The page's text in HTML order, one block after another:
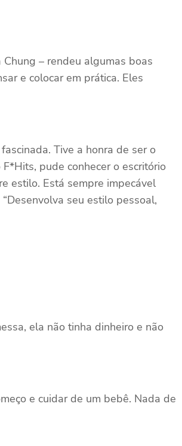
– rendeu algumas boas
e colocar em prática. Eles
Tive a honra de ser o
pude conhecer o escritório
estilo. Está sempre impecável
seu estilo pessoal,
ela não tinha dinheiro e não
e cuidar de um bebê. Nada de